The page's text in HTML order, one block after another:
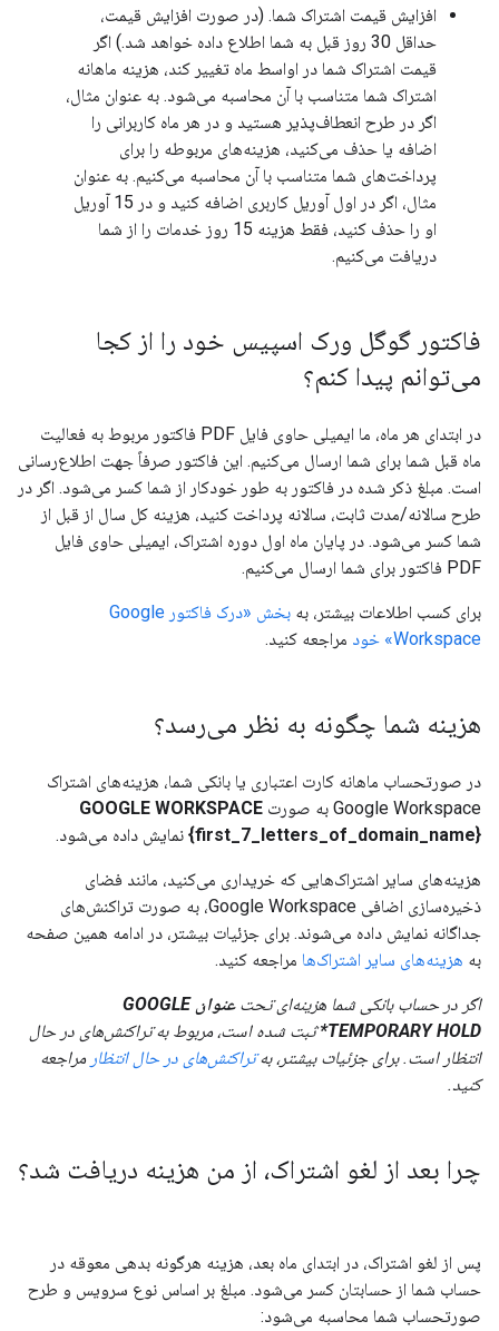
افزایش قیمت اشتراک شما. (در صورت افزایش قیمت،
حداقل 30 روز قبل به شما اطلاع داده خواهد شد.) اگر
قیمت اشتراک شما در اواسط ماه تغییر کند، هزینه ماهانه
اشتراک شما متناسب با آن محاسبه می‌شود. به عنوان مثال،
اگر در طرح انعطاف‌پذیر هستید و در هر ماه کاربرانی را
اضافه یا حذف می‌کنید، هزینه‌های مربوطه را برای
پرداخت‌های شما متناسب با آن محاسبه می‌کنیم. به عنوان
مثال، اگر در اول آوریل کاربری اضافه کنید و در 15 آوریل
او را حذف کنید، فقط هزینه 15 روز خدمات را از شما
دریافت می‌کنیم.
فاکتور گوگل ورک اسپیس خود را از کجا
می‌توانم پیدا کنم؟
در ابتدای هر ماه، ما ایمیلی حاوی فایل PDF فاکتور مربوط به فعالیت
ماه قبل شما برای شما ارسال می‌کنیم. این فاکتور صرفاً جهت اطلاع‌رسانی
است. مبلغ ذکر شده در فاکتور به طور خودکار از شما کسر می‌شود. اگر در
طرح سالانه/مدت ثابت، سالانه پرداخت کنید، هزینه کل سال از قبل از
شما کسر می‌شود. در پایان ماه اول دوره اشتراک، ایمیلی حاوی فایل
PDF فاکتور برای شما ارسال می‌کنیم.
برای کسب اطلاعات بیشتر، به
بخش «درک فاکتور Google
Workspace» خود
مراجعه کنید.
هزینه شما چگونه به نظر می‌رسد؟
در صورتحساب ماهانه کارت اعتباری یا بانکی شما، هزینه‌های اشتراک
Google Workspace به صورت
GOOGLE WORKSPACE
{first_7_letters_of_domain_name} نمایش داده می‌شود.
هزینه‌های سایر اشتراک‌هایی که خریداری می‌کنید، مانند فضای
ذخیره‌سازی اضافی Google Workspace، به صورت تراکنش‌های
جداگانه نمایش داده می‌شوند. برای جزئیات بیشتر، در ادامه همین صفحه
به هزینه‌های سایر اشتراک‌ها مراجعه کنید.
اگر در حساب بانکی شما هزینه‌ای تحت
عنوان GOOGLE
*TEMPORARY HOLDثبت شده است، مربوط به تراکنش‌های در حال
انتظار است. برای جزئیات بیشتر، بهتراکنش‌های در حال انتظار مراجعه
کنید.
چرا بعد از لغو اشتراک، از من هزینه دریافت شد؟
پس از لغو اشتراک، در ابتدای ماه بعد، هزینه هرگونه بدهی معوقه در
حساب شما از حسابتان کسر می‌شود. مبلغ بر اساس نوع سرویس و طرح
صورتحساب شما محاسبه می‌شود: